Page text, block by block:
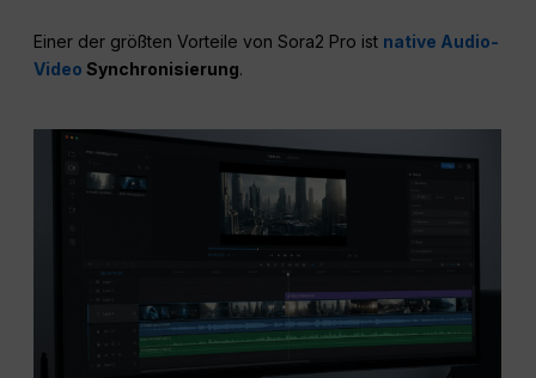
Einer der größten Vorteile von Sora2 Pro ist native Audio-
Video Synchronisierung.